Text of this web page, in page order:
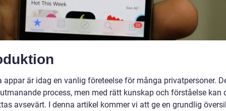
appar är idag en vanlig företeelse för många privatpersoner.
process, men med rätt kunskap och förståelse kan
avsevärt. I denna artikel kommer vi att ge en grundlig